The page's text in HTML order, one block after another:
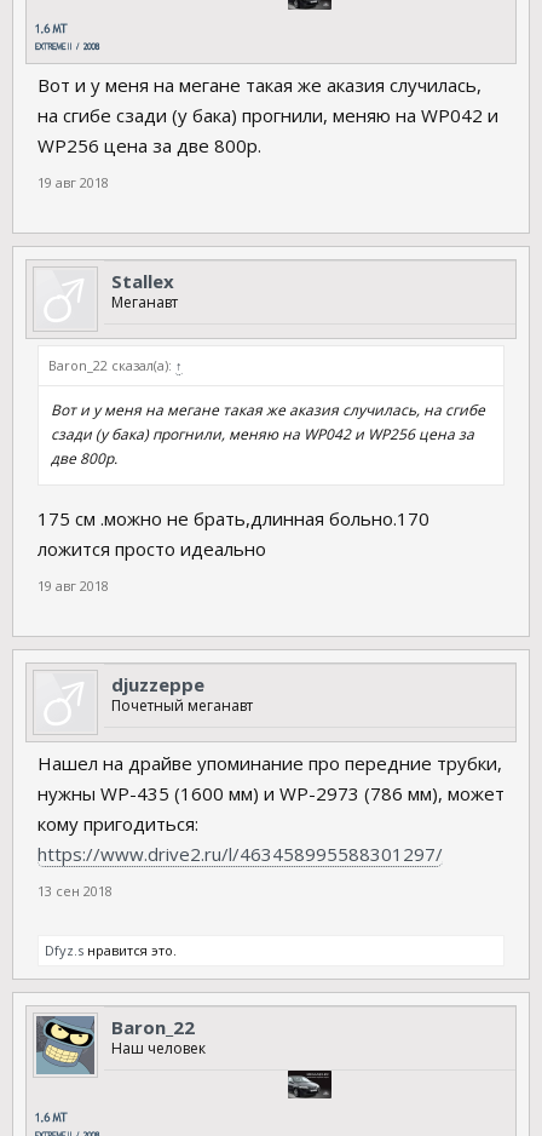
Вот и у меня на мегане такая же аказия случилась,
на сгибе сзади (у бака) прогнили, меняю на WP042 и
WP256 цена за две 800р.
19 авг 2018
Stallex
Меганавт
Baron_22 сказал(а): ↑
Вот и у меня на мегане такая же аказия случилась, на сгибе
сзади (у бака) прогнили, меняю на WP042 и WP256 цена за
две 800р.
175 см .можно не брать,длинная больно.170
ложится просто идеально
19 авг 2018
djuzzeppe
Почетный меганавт
Нашел на драйве упоминание про передние трубки,
нужны WP-435 (1600 мм) и WP-2973 (786 мм), может
кому пригодиться:
https://www.drive2.ru/l/463458995588301297/
13 сен 2018
Dfyz.s нравится это.
Baron_22
Наш человек